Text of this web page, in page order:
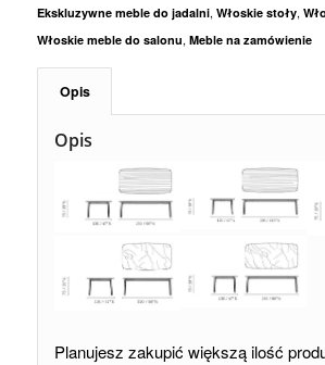
Ekskluzywne meble do jadalni, Włoskie stoły,
Włoskie meble do salonu, Meble na zamówienie
Opis
Opis
Planujesz zakupić większą ilość